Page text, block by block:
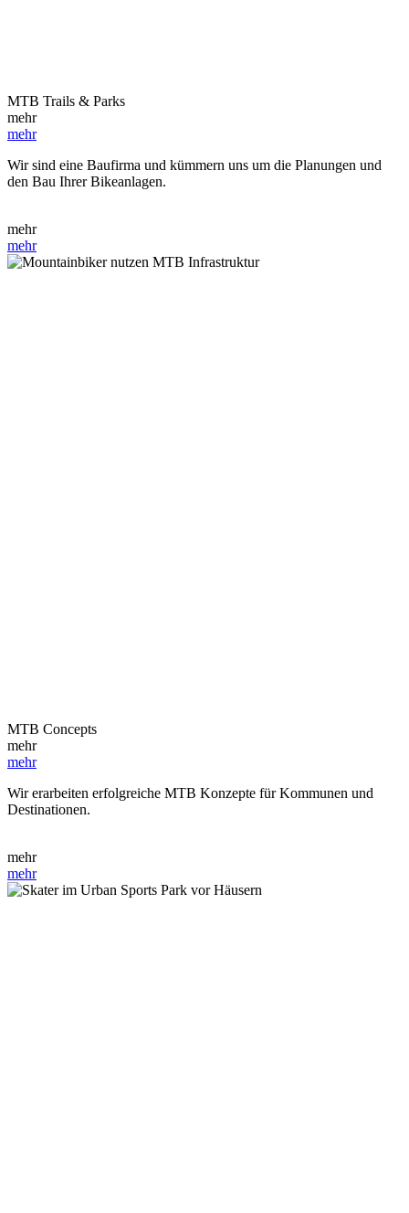
MTB Trails & Parks
mehr
mehr
Wir sind eine Baufirma und kümmern uns um die Planungen und
den Bau Ihrer Bikeanlagen.
mehr
mehr
MTB­ Concepts
mehr
mehr
Wir erarbeiten erfolgreiche MTB Konzepte für Kommunen und
Destinationen.
mehr
mehr